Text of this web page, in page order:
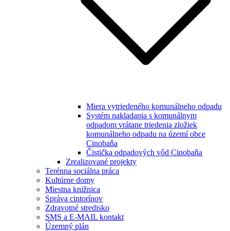
Miera vytriedeného komunálneho odpadu
Systém nakladania s komunálnym
odpadom vrátane triedenia zložiek
komunálneho odpadu na území obce
Cinobaňa
Čistička odpadových vôd Cinobaňa
Zrealizované projekty
Terénna sociálna práca
Kultúrne domy
Miestna knižnica
Správa cintorínov
Zdravotné stredisko
SMS a E-MAIL kontakt
Územný plán